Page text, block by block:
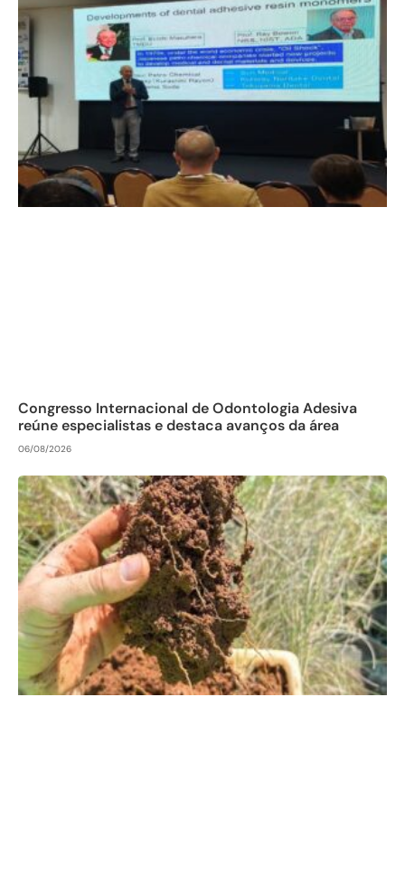
Congresso Internacional de Odontologia Adesiva
reúne especialistas e destaca avanços da área
06/08/2026